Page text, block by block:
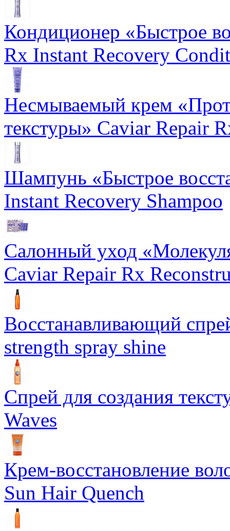
Кондиционер «Быстрое
Rx Instant Recovery
Несмываемый крем
текстуры» Caviar Repair
Шампунь «Быстрое
Instant Recovery Shampoo
Салонный уход
Caviar Repair Rx
Восстанавливающий
strength spray shine
Спрей для создания
Waves
Крем-восстановление
Sun Hair Quench